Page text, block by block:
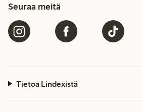
Seuraa meitä
Tietoa Lindexistä